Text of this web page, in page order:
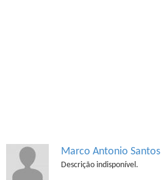
Marco Antonio Santos
Descrição indisponível.